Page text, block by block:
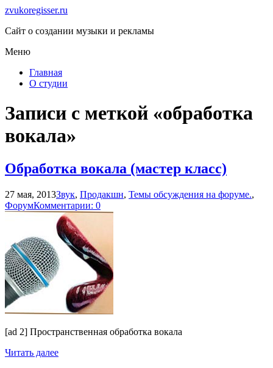
zvukoregisser.ru
Сайт о создании музыки и рекламы
Меню
Главная
О студии
Записи с меткой «обработка
вокала»
Обработка вокала (мастер класс)
27 мая, 2013Звук, Продакшн, Темы обсуждения на форуме.,
ФорумКомментарии: 0
[ad 2] Пространственная обработка вокала
Читать далее